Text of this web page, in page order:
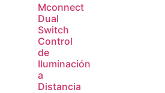
Mconnect
Dual
Switch
Control
de
Iluminación
a
Distancia